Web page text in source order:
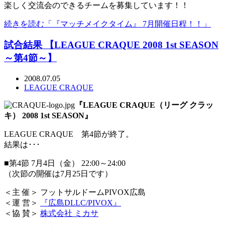
楽しく交流会のできるチームを募集しています！！
続きを読む「『マッチメイクタイム』 7月開催日程！！」
試合結果 【LEAGUE CRAQUE 2008 1st SEASON
～第4節～】
2008.07.05
LEAGUE CRAQUE
『LEAGUE CRAQUE（リーグ クラッ
キ） 2008 1st SEASON』
LEAGUE CRAQUE 第4節が終了。
結果は･･･
■第4節 7月4日（金） 22:00～24:00
（次節の開催は7月25日です）
＜主 催＞ フットサルドームPIVOX広島
＜運 営＞
『広島DLLC/PIVOX』
＜協 賛＞ 株式会社 ミカサ